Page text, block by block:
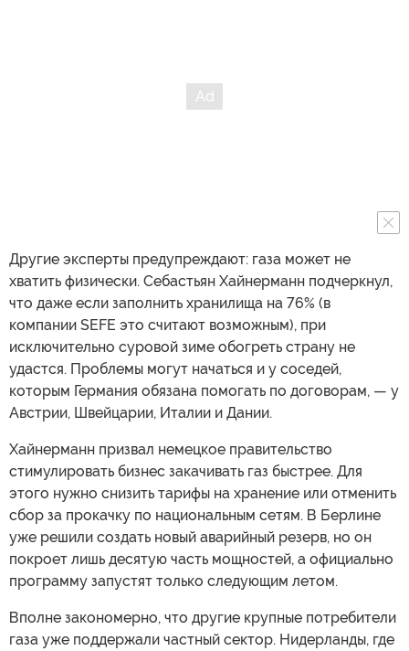
Другие эксперты предупреждают: газа может не
хватить физически. Себастьян Хайнерманн подчеркнул,
что даже если заполнить хранилища на 76% (в
компании SEFE это считают возможным), при
исключительно суровой зиме обогреть страну не
удастся. Проблемы могут начаться и у соседей,
которым Германия обязана помогать по договорам, — у
Австрии, Швейцарии, Италии и Дании.
Хайнерманн призвал немецкое правительство
стимулировать бизнес закачивать газ быстрее. Для
этого нужно снизить тарифы на хранение или отменить
сбор за прокачку по национальным сетям. В Берлине
уже решили создать новый аварийный резерв, но он
покроет лишь десятую часть мощностей, а официально
программу запустят только следующим летом.
Вполне закономерно, что другие крупные потребители
газа уже поддержали частный сектор. Нидерланды, где